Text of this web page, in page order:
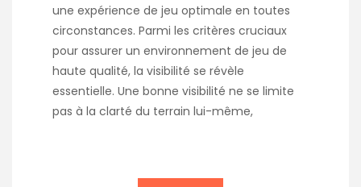
une expérience de jeu optimale en toutes
circonstances. Parmi les critères cruciaux
pour assurer un environnement de jeu de
haute qualité, la visibilité se révèle
essentielle. Une bonne visibilité ne se limite
pas à la clarté du terrain lui-même,